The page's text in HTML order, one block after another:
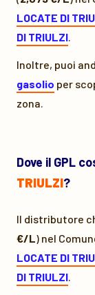
LOCATE DI
DI TRIULZI.
Inoltre, puoi
gasolio per
zona.
Dove il GPL
TRIULZI?
Il distributore
€/L) nel
LOCATE DI
DI TRIULZI.